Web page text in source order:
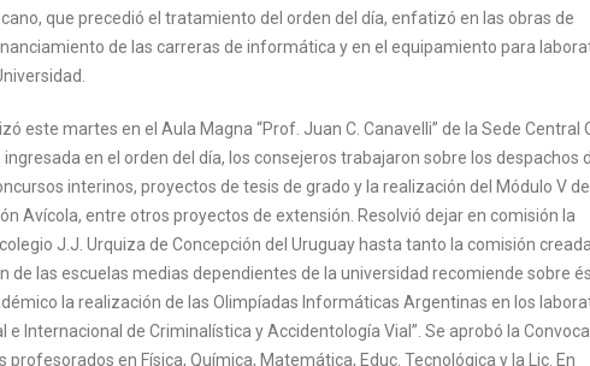
que precedió el tratamiento del orden del día, enfatizó en las obras de
de las carreras de informática y en el equipamiento para
este martes en el Aula Magna “Prof. Juan C. Canavelli” de la Sede Central
en el orden del día, los consejeros trabajaron sobre los despachos
interinos, proyectos de tesis de grado y la realización del Módulo V del
Avícola, entre otros proyectos de extensión. Resolvió dejar en comisión la
J.J. Urquiza de Concepción del Uruguay hasta tanto la comisión
de las escuelas medias dependientes de la universidad recomiende sobre
la realización de las Olimpíadas Informáticas Argentinas en los
e Internacional de Criminalística y Accidentología Vial”. Se aprobó la
en Física, Química, Matemática, Educ. Tecnológica y la Lic. En